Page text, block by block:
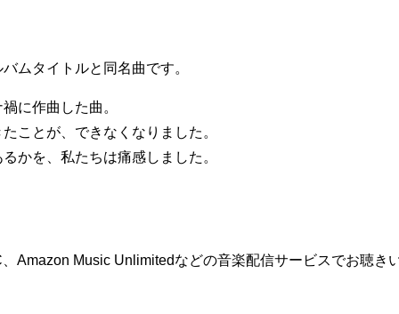
ムタイトルと同名曲です。
に作曲した曲。
ことが、できなくなりました。
かを、私たちは痛感しました。
Amazon Music Unlimitedなどの音楽配信サービスでお聴き